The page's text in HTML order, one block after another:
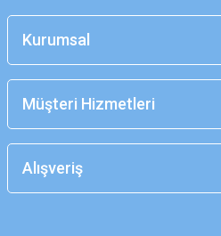
Kurumsal
Müşteri Hizmetleri
Alışveriş